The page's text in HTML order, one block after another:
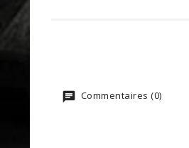
Commentaires (0)